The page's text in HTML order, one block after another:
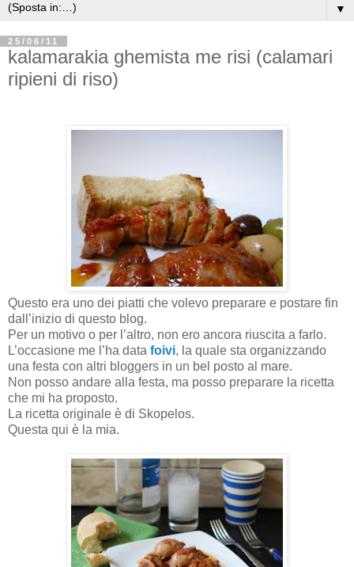
▼
25/06/11
kalamarakia ghemista me risi (calamari
ripieni di riso)
Questo era uno dei piatti che volevo preparare e postare fin
dall’inizio di questo blog.
Per un motivo o per l’altro, non ero ancora riuscita a farlo.
L’occasione me l’ha data foivi, la quale sta organizzando
una festa con altri bloggers in un bel posto al mare.
Non posso andare alla festa, ma posso preparare la ricetta
che mi ha proposto.
La ricetta originale è di Skopelos.
Questa qui è la mia.